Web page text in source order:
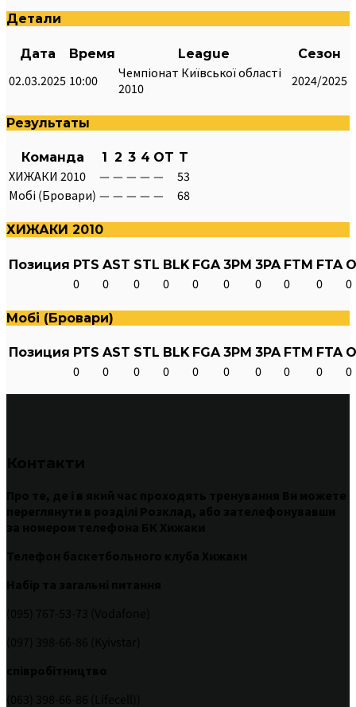
Детали
Дата Время League Сезон
02.03.2025 10:00
Чемпіонат Київської області
2010
2024/2025
Результаты
Команда 1 2 3 4 OT T
ХИЖАКИ 2010 — — — — —
53
Мобі (Бровари) — — — — — 68
ХИЖАКИ 2010
Позиция PTS AST STL BLK FGA 3PM 3PA FTM FTA
0 0 0 0 0 0 0 0 0 0
Мобі (Бровари)
Позиция PTS AST STL BLK FGA 3PM 3PA FTM FTA
0 0 0 0 0 0 0 0 0 0